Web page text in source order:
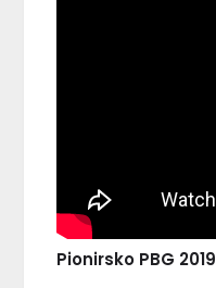
Pionirsko PBG 2019